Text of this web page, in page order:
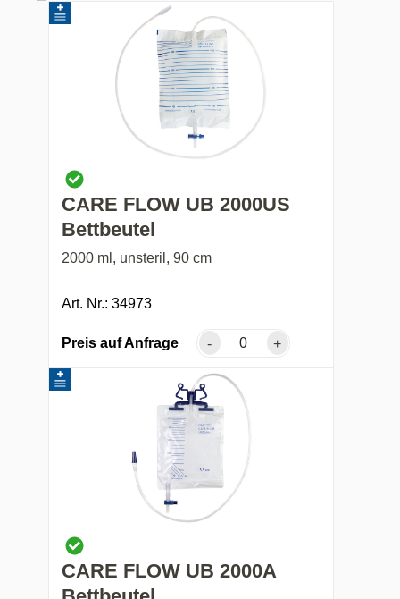
CARE FLOW UB 2000US
Bettbeutel
2000 ml, unsteril, 90 cm
Art. Nr.: 34973
Preis auf Anfrage - +
CARE FLOW UB 2000A